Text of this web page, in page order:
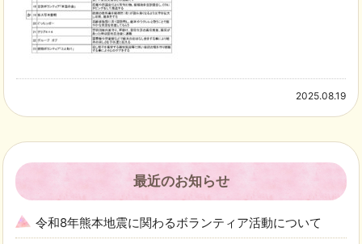
2025.08.19
最近のお知らせ
令和8年熊本地震に関わるボランティア活動について